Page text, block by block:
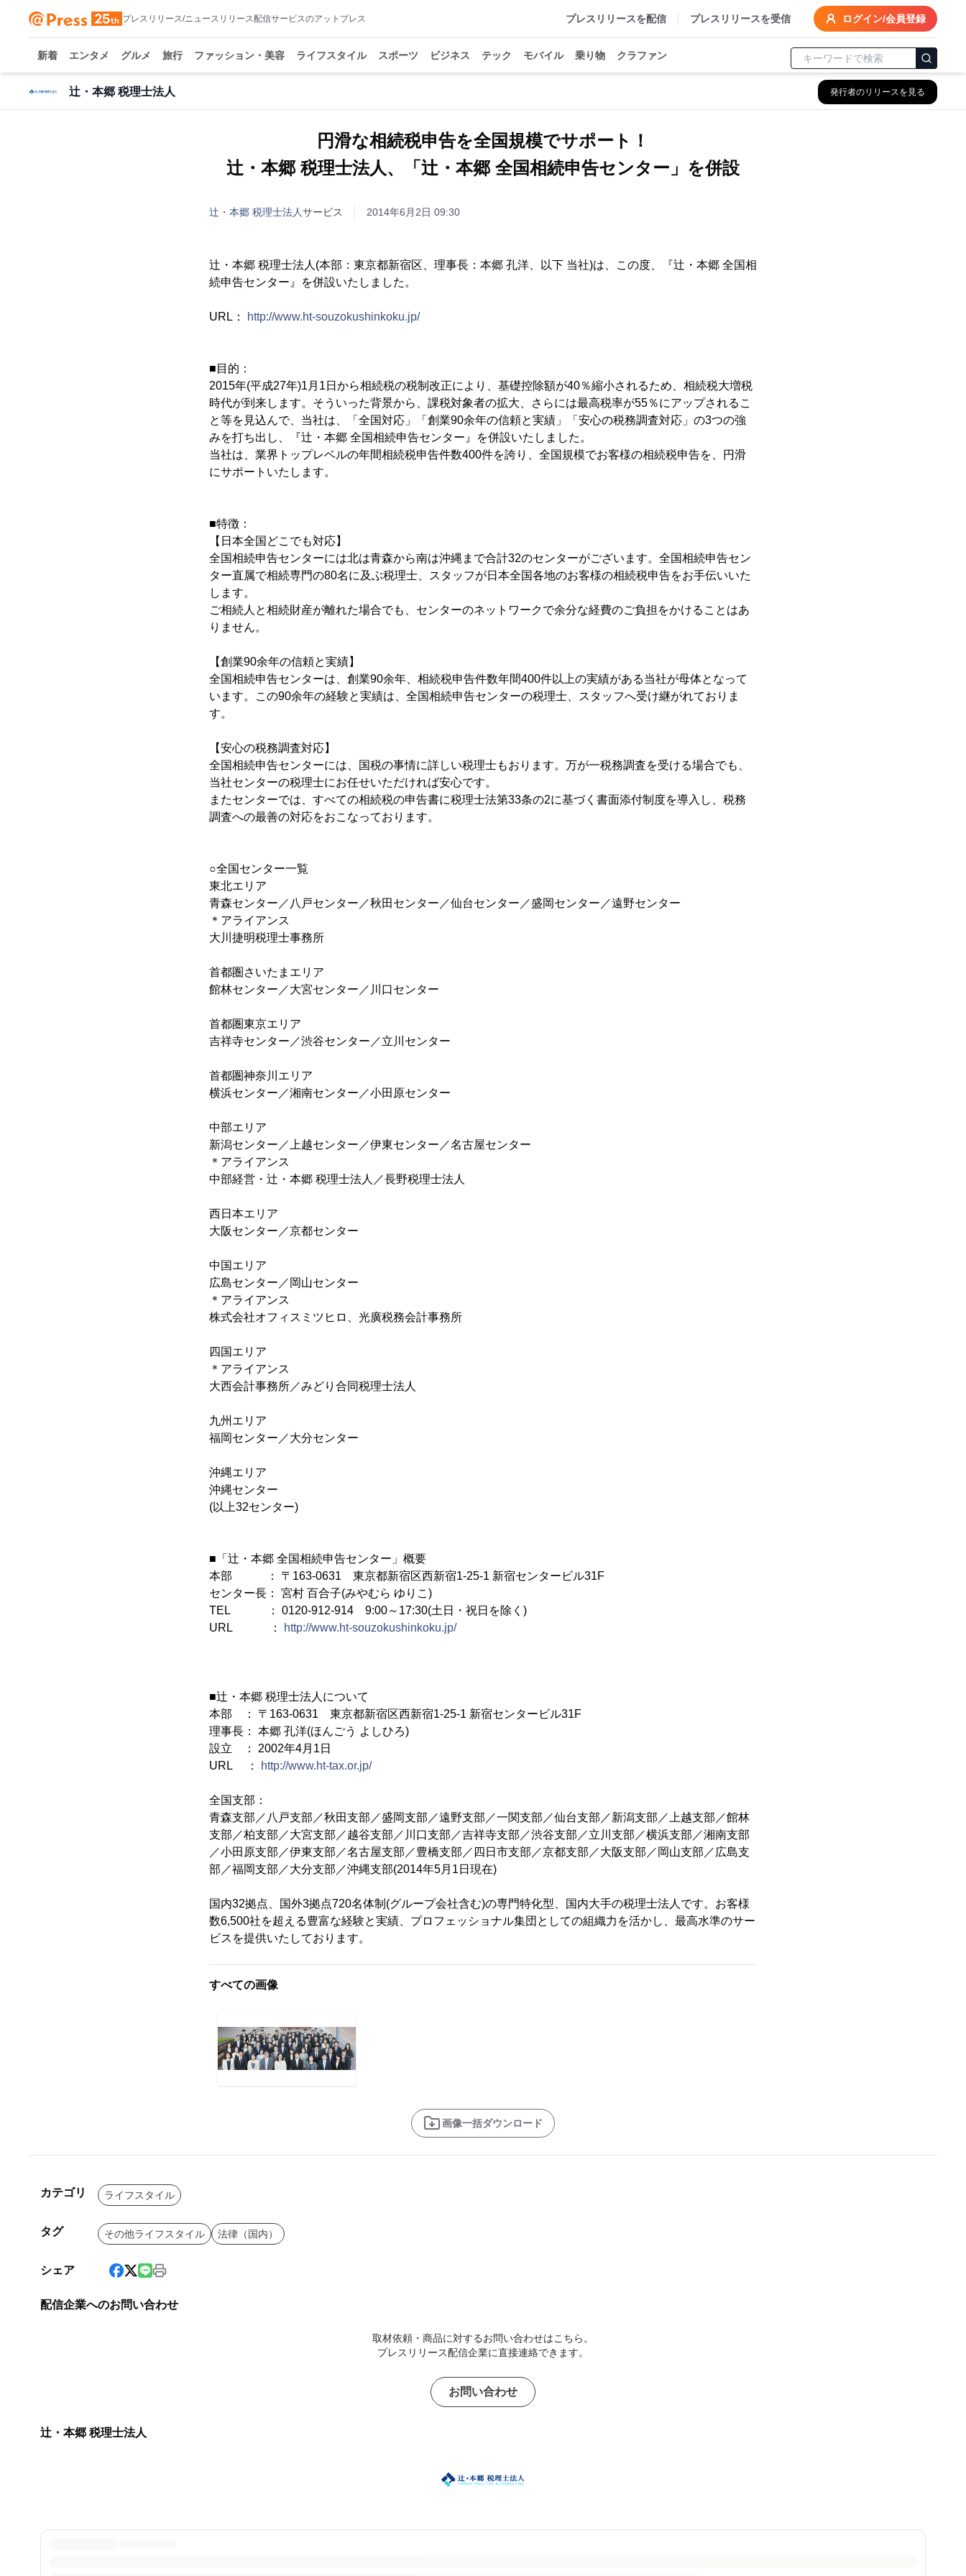
プレスリリース/ニュースリリース配信サービスのアットプレス プレスリリースを配信 プレスリリースを受信 ログイン/会員登録
新着 エンタメ グルメ 旅行 ファッション・美容 ライフスタイル スポーツ ビジネス テック モバイル 乗り物 クラファン
辻・本郷 税理士法人 発行者のリリースを見る
円滑な相続税申告を全国規模でサポート！
辻・本郷 税理士法人、「辻・本郷 全国相続申告センター」を併設
辻・本郷 税理士法人サービス 2014年6月2日 09:30
辻・本郷 税理士法人(本部：東京都新宿区、理事長：本郷 孔洋、以下 当社)は、この度、『辻・本郷 全国相
続申告センター』を併設いたしました。
URL： http://www.ht-souzokushinkoku.jp/
■目的：
2015年(平成27年)1月1日から相続税の税制改正により、基礎控除額が40％縮小されるため、相続税大増税
時代が到来します。そういった背景から、課税対象者の拡大、さらには最高税率が55％にアップされるこ
と等を見込んで、当社は、「全国対応」「創業90余年の信頼と実績」「安心の税務調査対応」の3つの強
みを打ち出し、『辻・本郷 全国相続申告センター』を併設いたしました。
当社は、業界トップレベルの年間相続税申告件数400件を誇り、全国規模でお客様の相続税申告を、円滑
にサポートいたします。
■特徴：
【日本全国どこでも対応】
全国相続申告センターには北は青森から南は沖縄まで合計32のセンターがございます。全国相続申告セン
ター直属で相続専門の80名に及ぶ税理士、スタッフが日本全国各地のお客様の相続税申告をお手伝いいた
します。
ご相続人と相続財産が離れた場合でも、センターのネットワークで余分な経費のご負担をかけることはあ
りません。
【創業90余年の信頼と実績】
全国相続申告センターは、創業90余年、相続税申告件数年間400件以上の実績がある当社が母体となって
います。この90余年の経験と実績は、全国相続申告センターの税理士、スタッフへ受け継がれておりま
す。
【安心の税務調査対応】
全国相続申告センターには、国税の事情に詳しい税理士もおります。万が一税務調査を受ける場合でも、
当社センターの税理士にお任せいただければ安心です。
またセンターでは、すべての相続税の申告書に税理士法第33条の2に基づく書面添付制度を導入し、税務
調査への最善の対応をおこなっております。
○全国センター一覧
東北エリア
青森センター／八戸センター／秋田センター／仙台センター／盛岡センター／遠野センター
＊アライアンス
大川捷明税理士事務所
首都圏さいたまエリア
館林センター／大宮センター／川口センター
首都圏東京エリア
吉祥寺センター／渋谷センター／立川センター
首都圏神奈川エリア
横浜センター／湘南センター／小田原センター
中部エリア
新潟センター／上越センター／伊東センター／名古屋センター
＊アライアンス
中部経営・辻・本郷 税理士法人／長野税理士法人
西日本エリア
大阪センター／京都センター
中国エリア
広島センター／岡山センター
＊アライアンス
株式会社オフィスミツヒロ、光廣税務会計事務所
四国エリア
＊アライアンス
大西会計事務所／みどり合同税理士法人
九州エリア
福岡センター／大分センター
沖縄エリア
沖縄センター
(以上32センター)
■「辻・本郷 全国相続申告センター」概要
本部 ： 〒163-0631 東京都新宿区西新宿1-25-1 新宿センタービル31F
センター長： 宮村 百合子(みやむら ゆりこ)
TEL ： 0120-912-914 9:00～17:30(土日・祝日を除く)
URL ：
http://www.ht-souzokushinkoku.jp/
■辻・本郷 税理士法人について
本部 ： 〒163-0631 東京都新宿区西新宿1-25-1 新宿センタービル31F
理事長： 本郷 孔洋(ほんごう よしひろ)
設立 ： 2002年4月1日
URL ：
http://www.ht-tax.or.jp/
全国支部：
青森支部／八戸支部／秋田支部／盛岡支部／遠野支部／一関支部／仙台支部／新潟支部／上越支部／館林
支部／柏支部／大宮支部／越谷支部／川口支部／吉祥寺支部／渋谷支部／立川支部／横浜支部／湘南支部
／小田原支部／伊東支部／名古屋支部／豊橋支部／四日市支部／京都支部／大阪支部／岡山支部／広島支
部／福岡支部／大分支部／沖縄支部(2014年5月1日現在)
国内32拠点、国外3拠点720名体制(グループ会社含む)の専門特化型、国内大手の税理士法人です。お客様
数6,500社を超える豊富な経験と実績、プロフェッショナル集団としての組織力を活かし、最高水準のサー
ビスを提供いたしております。
すべての画像
画像一括ダウンロード
カテゴリ ライフスタイル
タグ その他ライフスタイル 法律（国内）
シェア
配信企業へのお問い合わせ
取材依頼・商品に対するお問い合わせはこちら。
プレスリリース配信企業に直接連絡できます。
お問い合わせ
辻・本郷 税理士法人